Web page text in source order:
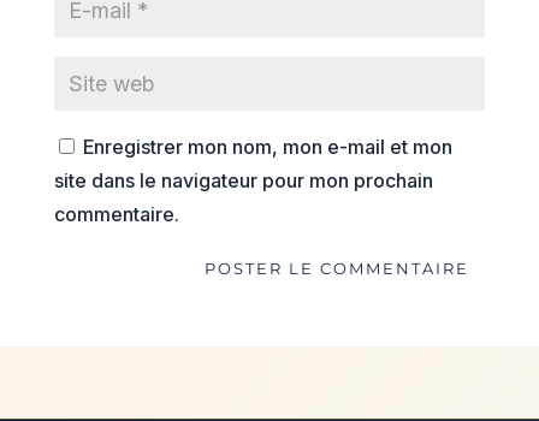
Enregistrer mon nom, mon e-mail et mon
site dans le navigateur pour mon prochain
commentaire.